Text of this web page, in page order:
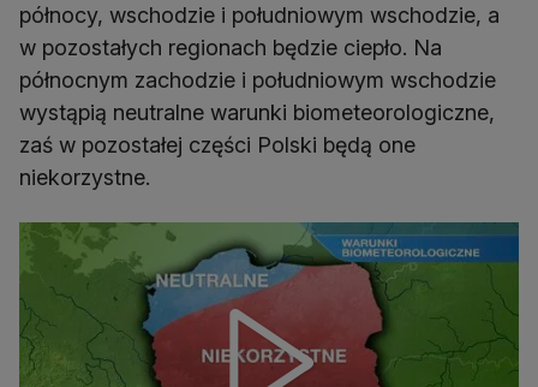
północy, wschodzie i południowym wschodzie, a
w pozostałych regionach będzie ciepło. Na
północnym zachodzie i południowym wschodzie
wystąpią neutralne warunki biometeorologiczne,
zaś w pozostałej części Polski będą one
niekorzystne.